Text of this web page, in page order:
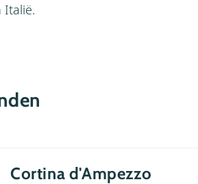
Italië.
Cortina d'Ampezzo